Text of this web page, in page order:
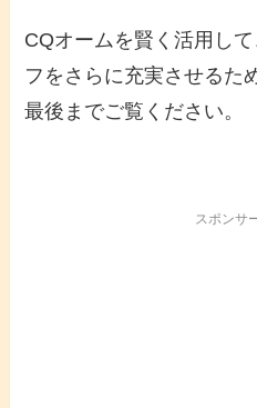
CQオームを賢く活用し
フをさらに充実させるた
最後までご覧ください。
スポンサ